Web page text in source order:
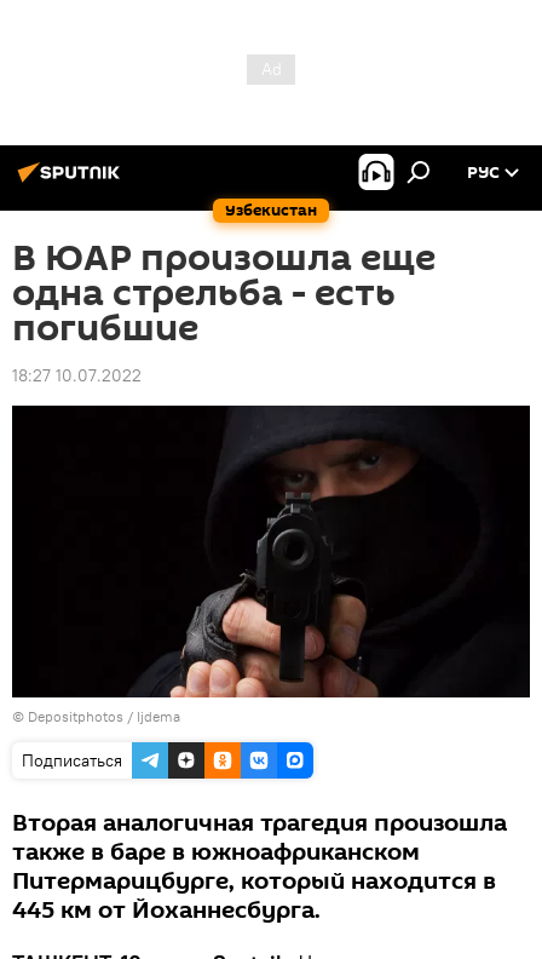
Узбекистан
РУС
В ЮАР произошла еще
одна стрельба - есть
погибшие
18:27 10.07.2022
© Depositphotos / Ijdema
Подписаться
Вторая аналогичная трагедия произошла
также в баре в южноафриканском
Питермарицбурге, который находится в
445 км от Йоханнесбурга.